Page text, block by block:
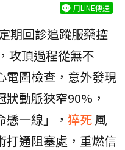
用LINE傳送
期回診追蹤服藥控
，攻頂過程從無不
電圖檢查，意外發現
動脈狹窄90%，
懸一線」， 猝死 風
打通阻塞處，重燃信